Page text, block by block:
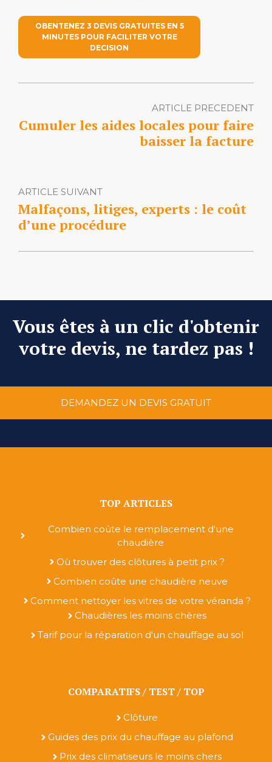
OBENTENEZ 3 DEVIS GRATUITES EN 5
MINUTES POUR FACILITER VOTRE
DECISION
ARTICLE PRECEDENT
Cumuler les aides locales pour faire
baisser la facture
ARTICLE SUIVANT
Malfaçons, litiges, experts : le coût
d’une procédure
Vous êtes à un clic d'obtenir
votre devis, ne tardez pas !
DEMANDEZ UN DEVIS GRATUIT
TOP ARTICLES
Combien coûte le remplacement d'une
chaudière
Où trouver des clôtures à petit prix ?
Combien coûte une chaudière neuve
Comment nettoyer les vitres de votre véranda ?
Chaudières les moins chères
Tarif pour la réparation d'un chauffage au sol
COMPARATIFS / TEST / TOP
Clôture
Guides des prix du chauffage au plafond
Prix des climatiseurs le moins chers